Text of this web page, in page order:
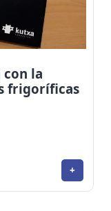
con la
frigoríficas
+